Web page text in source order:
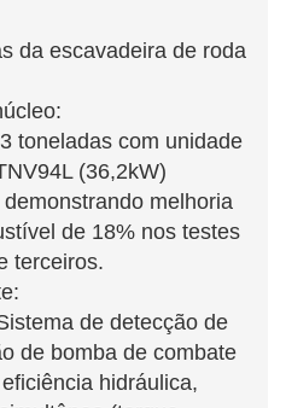
da escavadeira de roda
toneladas com unidade
(36,2kW)
melhoria
de 18% nos testes
terceiros.
de detecção de
de bomba de combate
hidráulica,